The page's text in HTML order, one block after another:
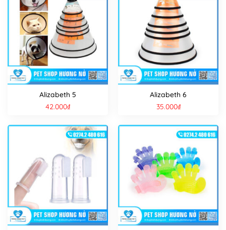
Alizabeth 5
42.000₫
Alizabeth 6
35.000₫